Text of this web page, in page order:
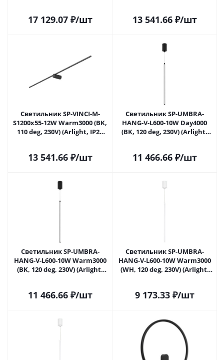
17 129.07₽/шт 13 541.66₽/шт
Светильник SP-VINCI-M-
S1200x55-12W Warm3000 (BK,
110 deg, 230V) (Arlight, IP20
13 541.66₽/шт
Светильник SP-UMBRA-
HANG-V-L600-10W Day4000
(BK, 120 deg, 230V) (Arlight,
11 466.66₽/шт
Светильник SP-UMBRA-
HANG-V-L600-10W Warm3000
(BK, 120 deg, 230V) (Arlight,
11 466.66₽/шт
Светильник SP-UMBRA-
HANG-V-L600-10W Warm3000
(WH, 120 deg, 230V) (Arlight,
9 173.33₽/шт